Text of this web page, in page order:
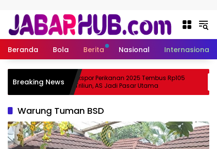
Beranda Bola Berita Nasional Internasional
Breaking News
Suzuki?
Ekspor Perikanan 2025 Tembus Rp105
Triliun, AS Jadi Pasar Utama
Warung Tuman BSD